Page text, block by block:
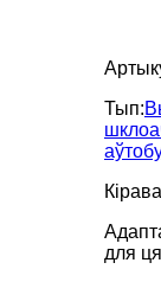
Тып:
для